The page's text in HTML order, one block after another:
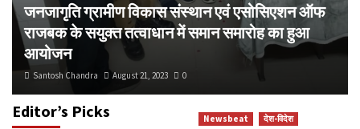
जनजागृति ग्रामीण विकास संस्थान एवं एसोसिएशन ऑफ
राजबक के सयुक्त तत्वाधान में समान समारोह का हुआ
आयोजन
Santosh Chandra August 21, 2023 0
Editor’s Picks Newsbeat देश-विदेश